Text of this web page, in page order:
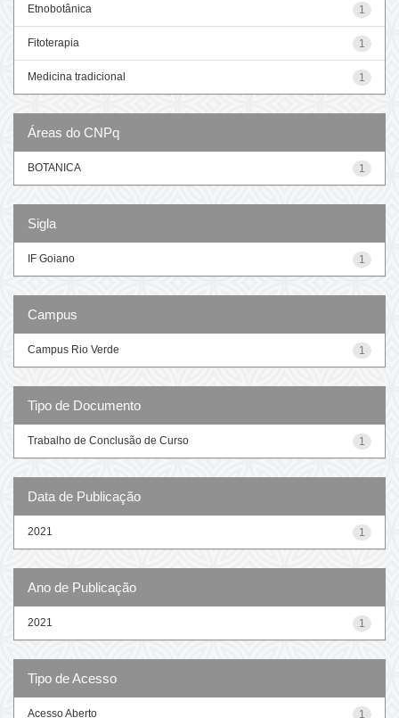
1
Etnobotânica
1
Fitoterapia
1
Medicina tradicional
Áreas do CNPq
1
BOTANICA
Sigla
1
IF Goiano
Campus
1
Campus Rio Verde
Tipo de Documento
1
Trabalho de Conclusão de Curso
Data de Publicação
1
2021
Ano de Publicação
1
2021
Tipo de Acesso
1
Acesso Aberto